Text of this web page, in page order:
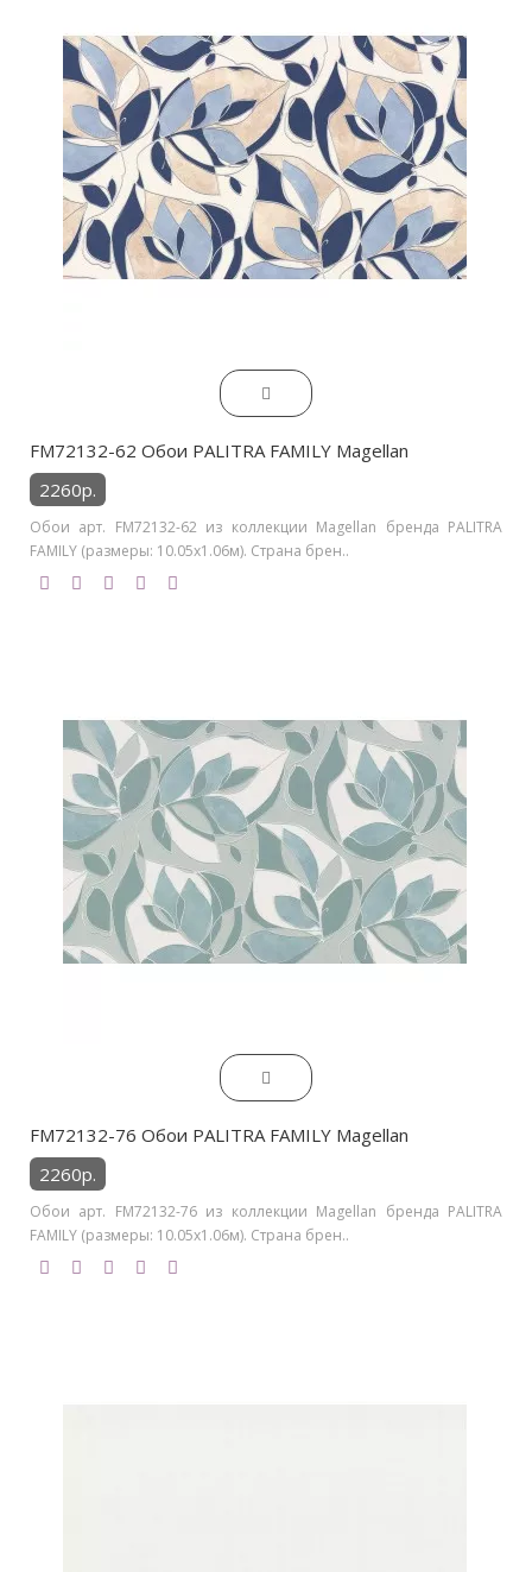
FM72132-62 Обои PALITRA FAMILY Magellan
2260р.
Обои арт. FM72132-62 из коллекции Magellan бренда PALITRA
FAMILY (размеры: 10.05х1.06м). Страна брен..
FM72132-76 Обои PALITRA FAMILY Magellan
2260р.
Обои арт. FM72132-76 из коллекции Magellan бренда PALITRA
FAMILY (размеры: 10.05х1.06м). Страна брен..